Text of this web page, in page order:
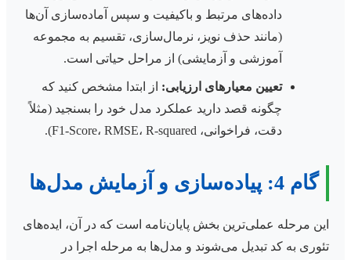
داده‌های مرتبط و باکیفیت و سپس آماده‌سازی آن‌ها
(مانند حذف نویز، نرمال‌سازی، تقسیم به مجموعه
آموزشی و آزمایشی) از مراحل حیاتی است.
تعیین معیارهای ارزیابی: از ابتدا مشخص کنید که
چگونه قصد دارید عملکرد مدل خود را بسنجید (مثلاً
دقت، فراخوانی، F1-Score، RMSE، R-squared).
گام 4: پیاده‌سازی و آزمایش مدل‌ها
این مرحله عملی‌ترین بخش پایان‌نامه است که در آن، ایده‌های
تئوری به کد تبدیل می‌شوند و مدل‌ها به مرحله اجرا در